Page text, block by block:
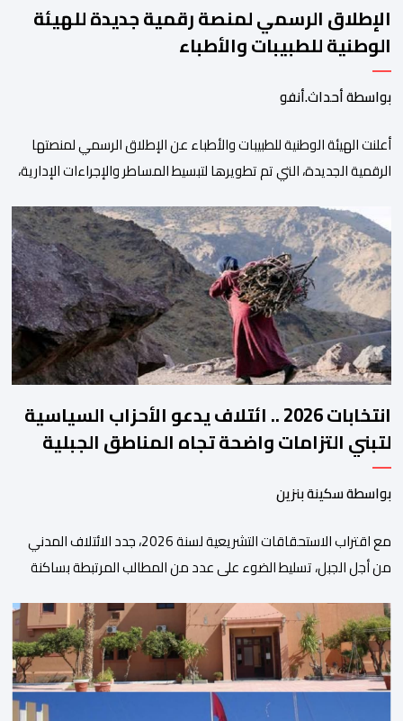
الإطلاق الرسمي لمنصة رقمية جديدة للهيئة
الوطنية للطبيبات والأطباء
بواسطة أحداث.أنفو
أعلنت الهيئة الوطنية للطبيبات والأطباء عن الإطلاق الرسمي لمنصتها
الرقمية الجديدة، التي تم تطويرها لتبسيط المساطر والإجراءات الإدارية،
والمجالس الجهوية للهيئة إلى جانب الهيئة الوطنية. وذكر بلاغ للهيئة أن
هذه المنصة، التي تم إطلاقها في إطار استراتيجيتها الرامية إلى التحديث
والتحول الرقمي، تشكل خطوة مهمة في […]
انتخابات 2026 .. ائتلاف يدعو الأحزاب السياسية
لتبني التزامات واضحة تجاه المناطق الجبلية
بواسطة سكينة بنزين
مع اقتراب الاستحقاقات التشريعية لسنة 2026، جدد الائتلاف المدني
من أجل الجبل، تسليط الضوء على عدد من المطالب المرتبطة بساكنة
فيها الأحزاب السياسية، إلى ادراج 10 التزامات ضمن برامجها الانتخابية
المنتظرة، في إطار تعاقد سياسي مع المناطق الجبلية والانتقال من
الوعود الانتخابية إلى التزامات عملية […]